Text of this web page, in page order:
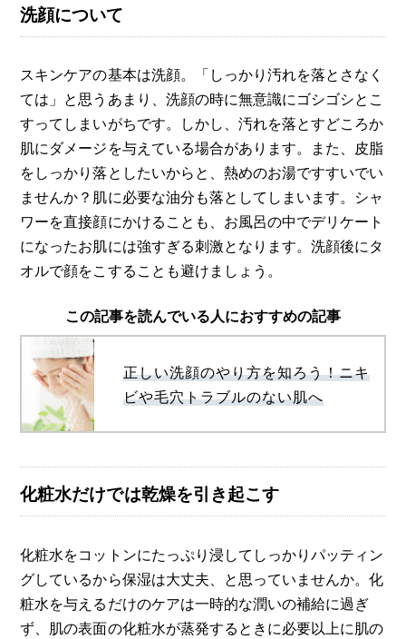
洗顔について
スキンケアの基本は洗顔。「しっかり汚れを落とさなく
ては」と思うあまり、洗顔の時に無意識にゴシゴシとこ
すってしまいがちです。しかし、汚れを落とすどころか
肌にダメージを与えている場合があります。また、皮脂
をしっかり落としたいからと、熱めのお湯ですすいでい
ませんか？肌に必要な油分も落としてしまいます。シャ
ワーを直接顔にかけることも、お風呂の中でデリケート
になったお肌には強すぎる刺激となります。洗顔後にタ
オルで顔をこすることも避けましょう。
この記事を読んでいる人におすすめの記事
正しい洗顔のやり方を知ろう！ニキ
ビや毛穴トラブルのない肌へ
化粧水だけでは乾燥を引き起こす
化粧水をコットンにたっぷり浸してしっかりパッティン
グしているから保湿は大丈夫、と思っていませんか。化
粧水を与えるだけのケアは一時的な潤いの補給に過ぎ
ず、肌の表面の化粧水が蒸発するときに必要以上に肌の